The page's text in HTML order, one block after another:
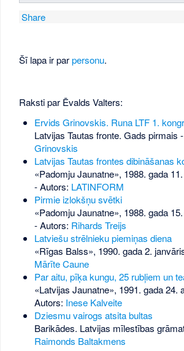
Share
Šī lapa ir parpersonu.
Raksti par Ēvalds Valters:
Ervids Grinovskis. Runa LTF 1.
Latvijas Tautas fronte. Gads pirmais
Grinovskis
Latvijas Tautas frontes dibināšanas
«Padomju Jaunatne», 1988. gada
- Autors: LATINFORM
Pirmie izlokšņu svētki
«Padomju Jaunatne», 1988. gada
- Autors: Rihards Treijs
Latviešu strēlnieku piemiņas diena
«Rīgas Balss», 1990. gada 2.
Mārīte Caune
Par aitu, pīķa kungu, 25 rubļiem un
«Latvijas Jaunatne», 1991. gada 24.
Autors: Inese Kalveite
Dziesmu vairogs atsita bultas
Barikādes. Latvijas mīlestības
Raimonds Baltakmens